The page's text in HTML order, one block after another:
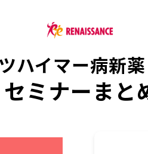
ツハイマー病新
セミナーまと